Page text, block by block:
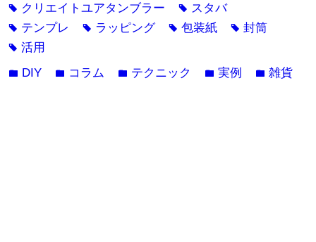
tag クリエイトユアタンブラー tag スタバ
tag テンプレ tag ラッピング tag包装紙 tag封筒
tag活用
folder DIY folder コラム folder テクニック folder実例 folder雑貨